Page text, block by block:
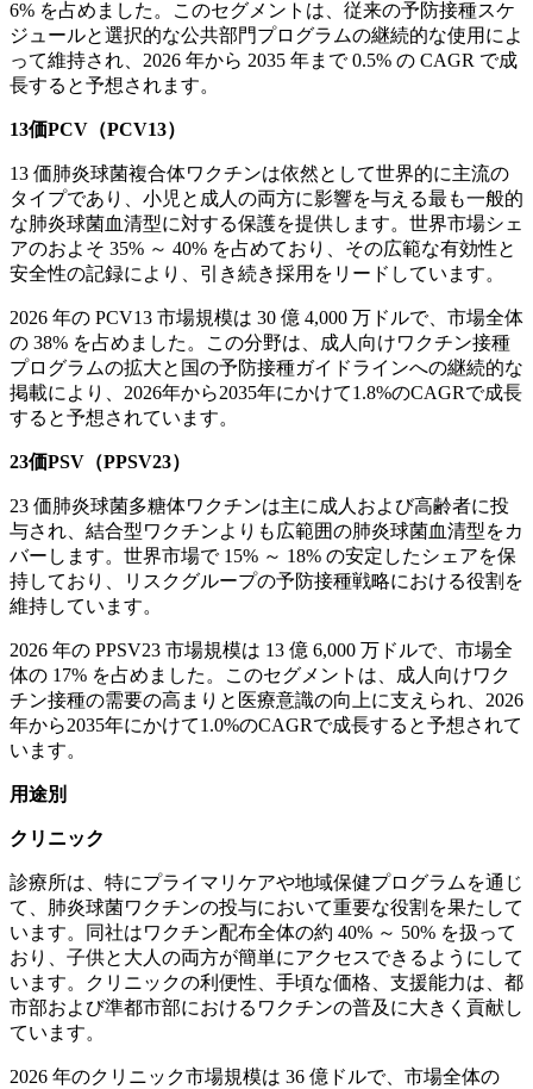
6% を占めました。このセグメントは、従来の予防接種スケ
ジュールと選択的な公共部門プログラムの継続的な使用によ
って維持され、2026 年から 2035 年まで 0.5% の CAGR で成
長すると予想されます。
13価PCV（PCV13）
13 価肺炎球菌複合体ワクチンは依然として世界的に主流の
タイプであり、小児と成人の両方に影響を与える最も一般的
な肺炎球菌血清型に対する保護を提供します。世界市場シェ
アのおよそ 35% ～ 40% を占めており、その広範な有効性と
安全性の記録により、引き続き採用をリードしています。
2026 年の PCV13 市場規模は 30 億 4,000 万ドルで、市場全体
の 38% を占めました。この分野は、成人向けワクチン接種
プログラムの拡大と国の予防接種ガイドラインへの継続的な
掲載により、2026年から2035年にかけて1.8%のCAGRで成長
すると予想されています。
23価PSV（PPSV23）
23 価肺炎球菌多糖体ワクチンは主に成人および高齢者に投
与され、結合型ワクチンよりも広範囲の肺炎球菌血清型をカ
バーします。世界市場で 15% ～ 18% の安定したシェアを保
持しており、リスクグループの予防接種戦略における役割を
維持しています。
2026 年の PPSV23 市場規模は 13 億 6,000 万ドルで、市場全
体の 17% を占めました。このセグメントは、成人向けワク
チン接種の需要の高まりと医療意識の向上に支えられ、2026
年から2035年にかけて1.0%のCAGRで成長すると予想されて
います。
用途別
クリニック
診療所は、特にプライマリケアや地域保健プログラムを通じ
て、肺炎球菌ワクチンの投与において重要な役割を果たして
います。同社はワクチン配布全体の約 40% ～ 50% を扱って
おり、子供と大人の両方が簡単にアクセスできるようにして
います。クリニックの利便性、手頃な価格、支援能力は、都
市部および準都市部におけるワクチンの普及に大きく貢献し
ています。
2026 年のクリニック市場規模は 36 億ドルで、市場全体の